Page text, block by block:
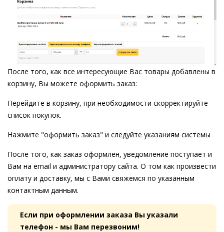
После того, как все интересующие Вас товары добавлены в
корзину, Вы можете оформить заказ:
Перейдите в корзину, при необходимости скорректируйте
список покупок.
Нажмите "оформить заказ" и следуйте указаниям системы
После того, как заказ оформлен, уведомление поступает и
Вам на email и администратору сайта. О том как произвести
оплату и доставку, мы с Вами свяжемся по указанным
контактным данным.
Если при оформлении заказа Вы указали
телефон - мы Вам перезвоним!